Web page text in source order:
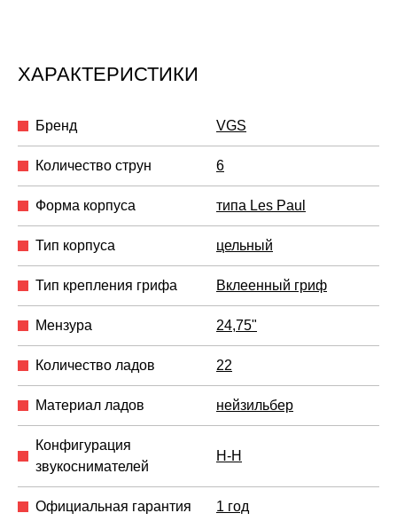
ХАРАКТЕРИСТИКИ
Бренд VGS
Количество струн 6
Форма корпуса типа Les Paul
Тип корпуса цельный
Тип крепления грифа Вклеенный гриф
Мензура 24,75"
Количество ладов 22
Материал ладов нейзильбер
Конфигурация
звукоснимателей
H-H
Официальная гарантия 1 год